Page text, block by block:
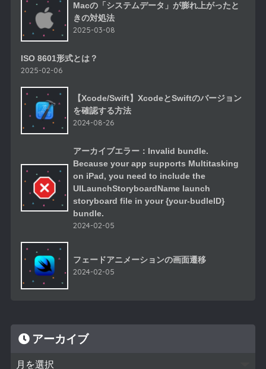
Macの「システムデータ」が膨れ上がったと
きの対処法
2025-03-08
ISO 8601形式とは？
2025-02-06
【Xcode/Swift】XcodeとSwiftのバージョン
を確認する方法
2024-08-26
アーカイブエラー：Invalid bundle.
Because your app supports Multitasking
on iPad, you need to include the
UILaunchStoryboardName launch
storyboard file in your {your-budleID}
bundle.
2024-02-05
フェードアニメーションの画面遷移
2024-02-05
アーカイブ